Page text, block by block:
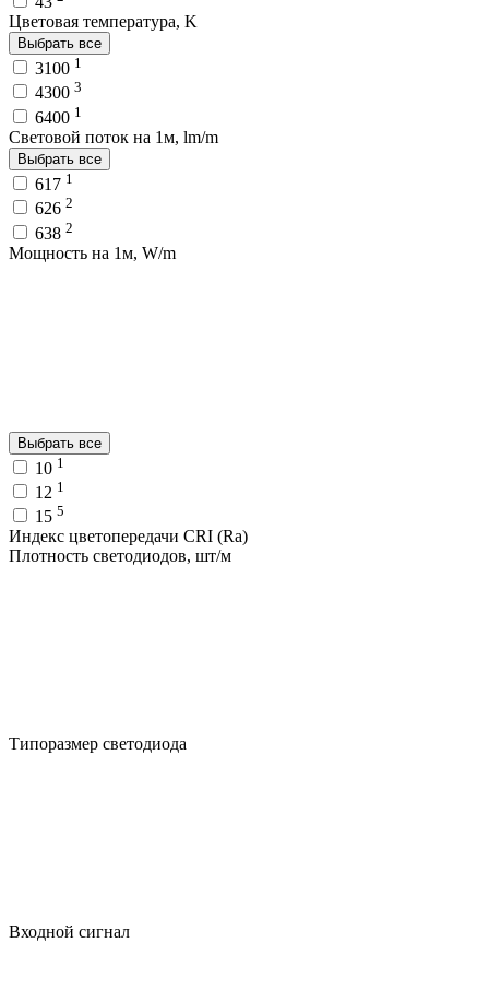
Цветовая температура, K
Выбрать все
3100 1
4300 3
6400 1
Световой поток на 1м, lm/m
Выбрать все
617 1
626 2
638 2
Мощность на 1м, W/m
Выбрать все
10 1
12 1
15 5
Индекс цветопередачи CRI (Ra)
Плотность светодиодов, шт/м
Типоразмер светодиода
Входной сигнал